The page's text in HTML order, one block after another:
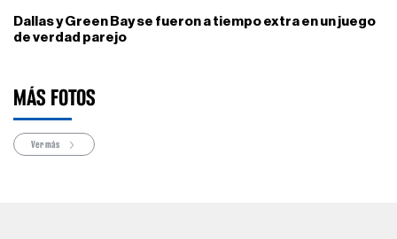
Dallas y Green Bay se fueron a tiempo extra en un juego
de verdad parejo
MÁS FOTOS
Ver más